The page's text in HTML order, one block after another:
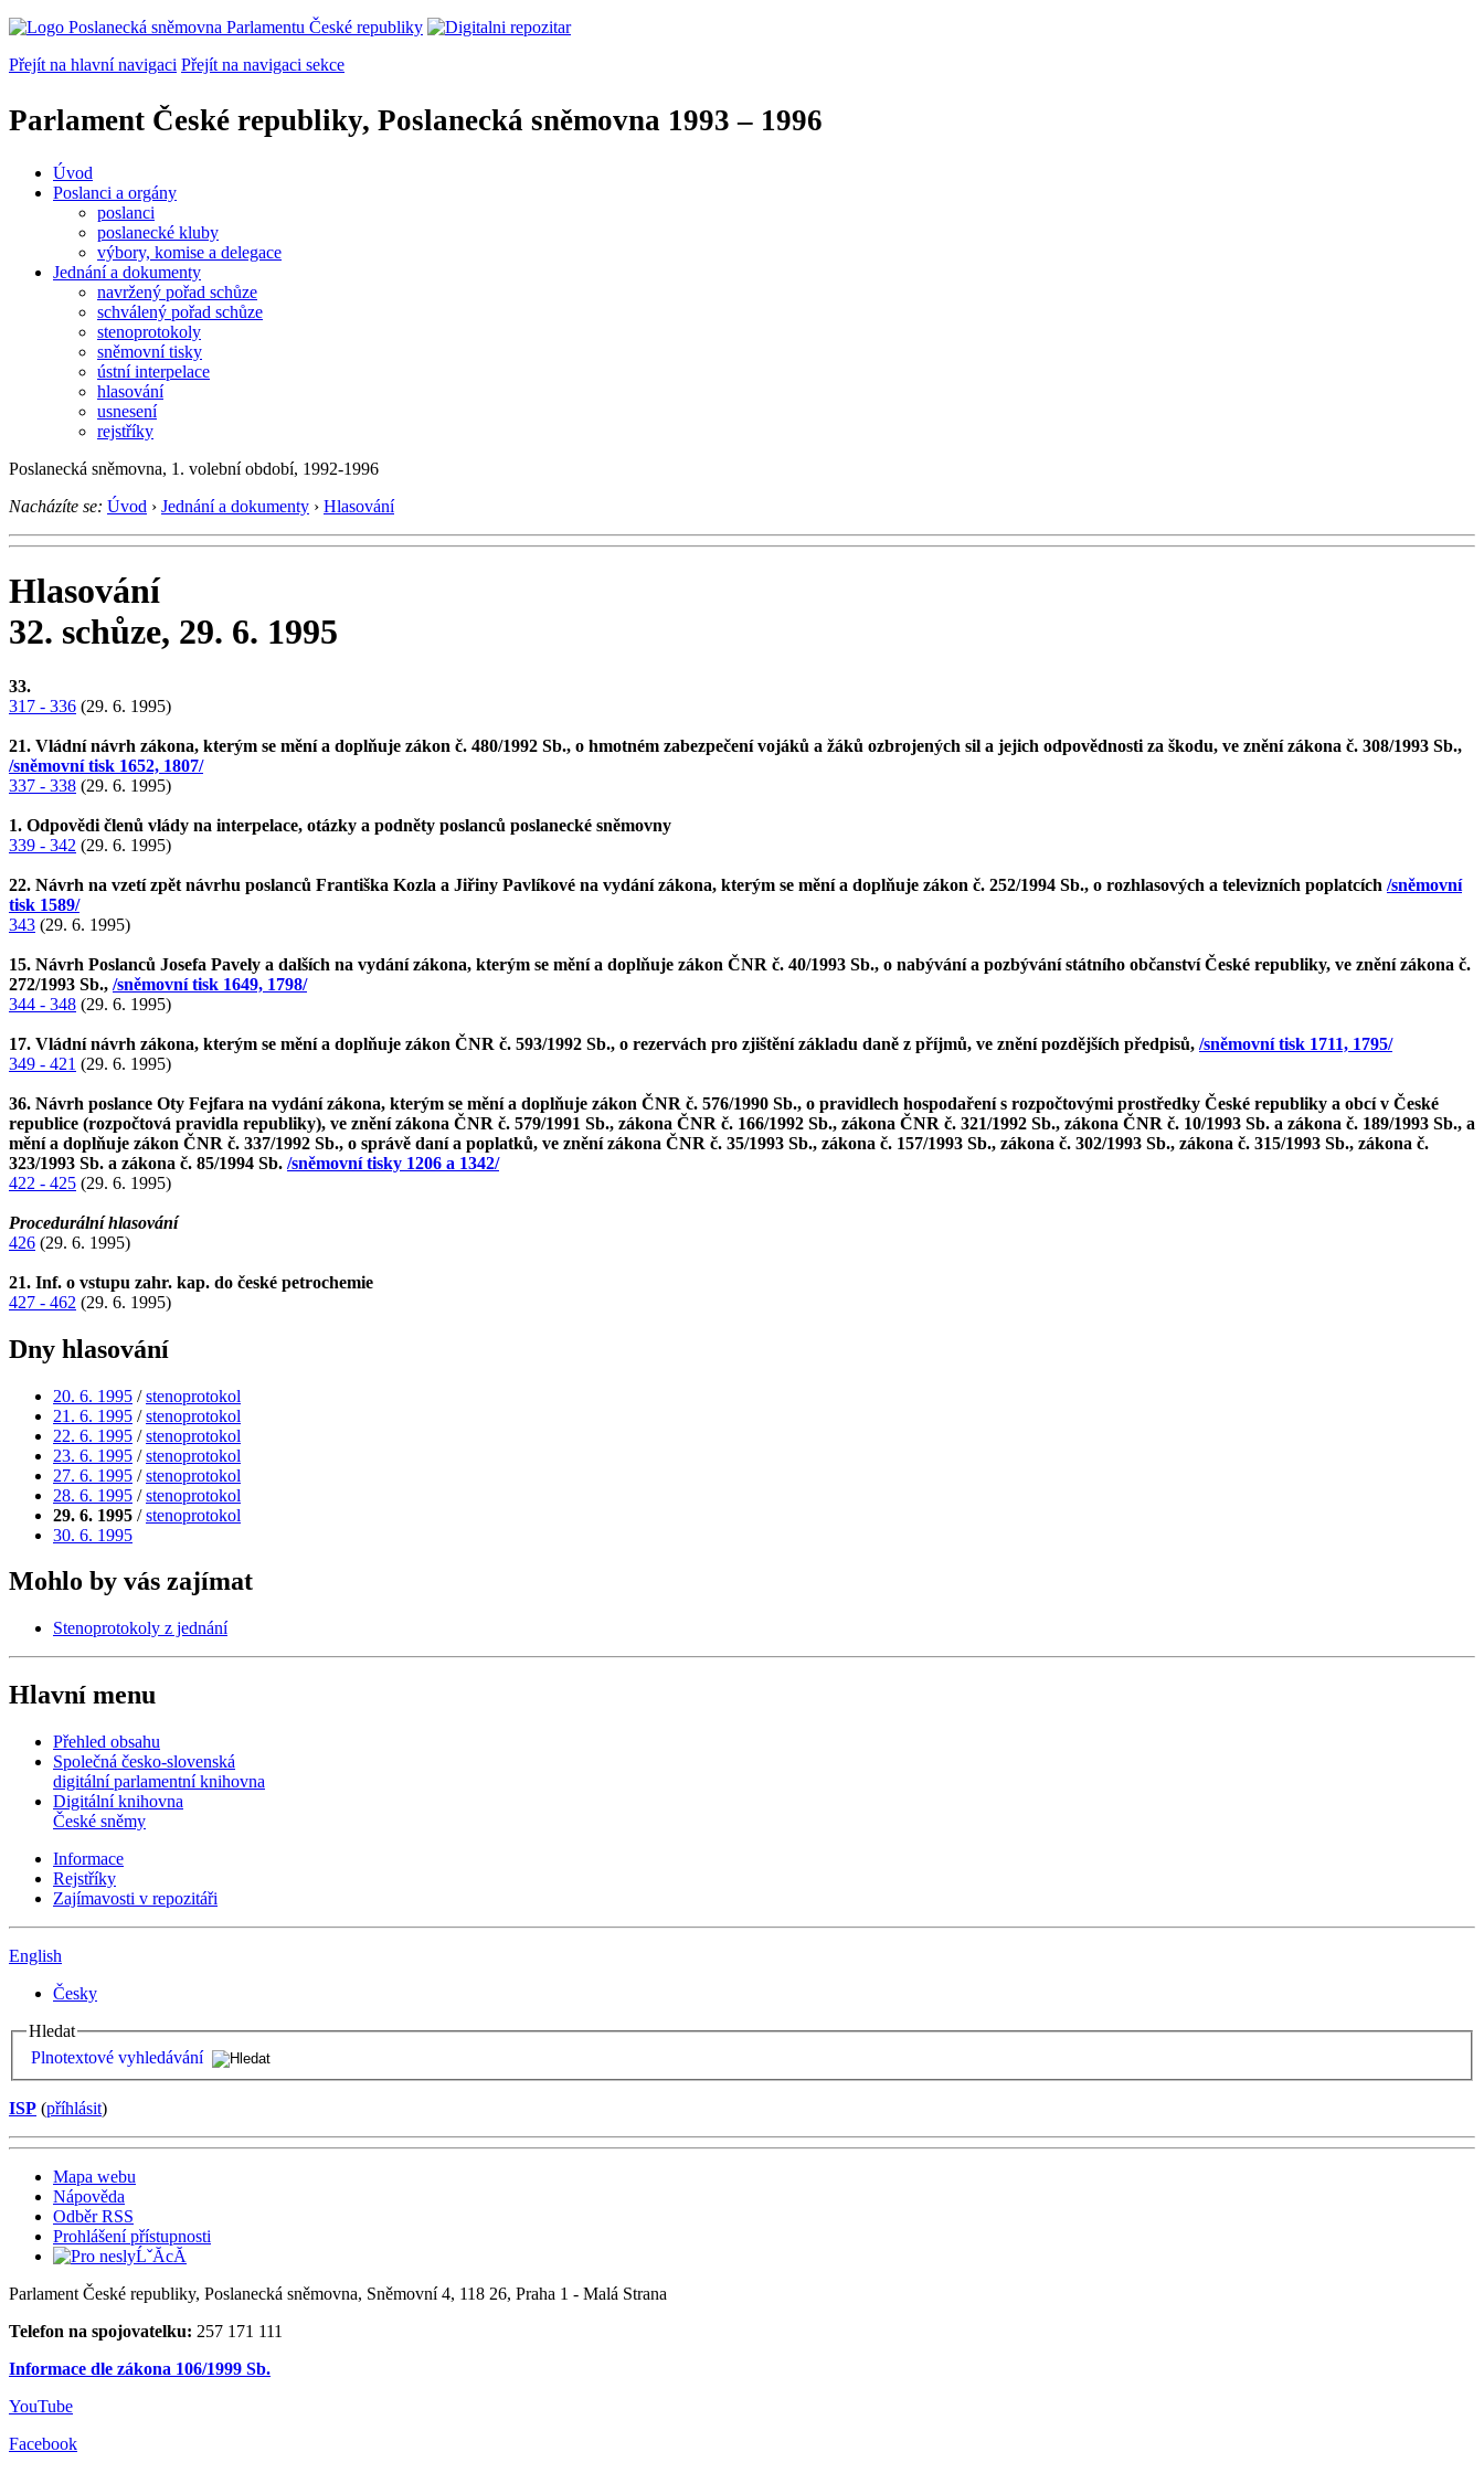
Přejít na hlavní navigaci Přejít na navigaci sekce
Parlament České republiky, Poslanecká sněmovna 1993 – 1996
Úvod
Poslanci a orgány
poslanci
poslanecké kluby
výbory, komise a delegace
Jednání a dokumenty
navržený pořad schůze
schválený pořad schůze
stenoprotokoly
sněmovní tisky
ústní interpelace
hlasování
usnesení
rejstříky
Poslanecká sněmovna, 1. volební období, 1992-1996
Nacházíte se: Úvod › Jednání a dokumenty › Hlasování
Hlasování
32. schůze, 29. 6. 1995
33.
317 - 336 (29. 6. 1995)
21. Vládní návrh zákona, kterým se mění a doplňuje zákon č. 480/1992 Sb., o hmotném zabezpečení vojáků a žáků ozbrojených sil a jejich odpovědnosti za škodu, ve znění zákona č. 308/1993 Sb.,
/sněmovní tisk 1652, 1807/
337 - 338 (29. 6. 1995)
1. Odpovědi členů vlády na interpelace, otázky a podněty poslanců poslanecké sněmovny
339 - 342 (29. 6. 1995)
22. Návrh na vzetí zpět návrhu poslanců Františka Kozla a Jiřiny Pavlíkové na vydání zákona, kterým se mění a doplňuje zákon č. 252/1994 Sb., o rozhlasových a televizních poplatcích /sněmovní
tisk 1589/
343 (29. 6. 1995)
15. Návrh Poslanců Josefa Pavely a dalších na vydání zákona, kterým se mění a doplňuje zákon ČNR č. 40/1993 Sb., o nabývání a pozbývání státního občanství České republiky, ve znění zákona č.
272/1993 Sb., /sněmovní tisk 1649, 1798/
344 - 348 (29. 6. 1995)
17. Vládní návrh zákona, kterým se mění a doplňuje zákon ČNR č. 593/1992 Sb., o rezervách pro zjištění základu daně z příjmů, ve znění pozdějších předpisů, /sněmovní tisk 1711, 1795/
349 - 421 (29. 6. 1995)
36. Návrh poslance Oty Fejfara na vydání zákona, kterým se mění a doplňuje zákon ČNR č. 576/1990 Sb., o pravidlech hospodaření s rozpočtovými prostředky České republiky a obcí v České
republice (rozpočtová pravidla republiky), ve znění zákona ČNR č. 579/1991 Sb., zákona ČNR č. 166/1992 Sb., zákona ČNR č. 321/1992 Sb., zákona ČNR č. 10/1993 Sb. a zákona č. 189/1993 Sb., a
mění a doplňuje zákon ČNR č. 337/1992 Sb., o správě daní a poplatků, ve znění zákona ČNR č. 35/1993 Sb., zákona č. 157/1993 Sb., zákona č. 302/1993 Sb., zákona č. 315/1993 Sb., zákona č.
323/1993 Sb. a zákona č. 85/1994 Sb. /sněmovní tisky 1206 a 1342/
422 - 425 (29. 6. 1995)
Procedurální hlasování
426 (29. 6. 1995)
21. Inf. o vstupu zahr. kap. do české petrochemie
427 - 462 (29. 6. 1995)
Dny hlasování
20. 6. 1995 /stenoprotokol
21. 6. 1995 /stenoprotokol
22. 6. 1995 /stenoprotokol
23. 6. 1995 /stenoprotokol
27. 6. 1995 /stenoprotokol
28. 6. 1995 /stenoprotokol
29. 6. 1995 /stenoprotokol
30. 6. 1995
Mohlo by vás zajímat
Stenoprotokoly z jednání
Hlavní menu
Přehled obsahu
Společná česko-slovenská
digitální parlamentní knihovna
Digitální knihovna
České sněmy
Informace
Rejstříky
Zajímavosti v repozitáři
English
Česky
Hledat
Plnotextové vyhledávání
ISP (příhlásit)
Mapa webu
Nápověda
Odběr RSS
Prohlášení přístupnosti
Parlament České republiky, Poslanecká sněmovna, Sněmovní 4, 118 26, Praha 1 - Malá Strana
Telefon na spojovatelku: 257 171 111
Informace dle zákona 106/1999 Sb.
YouTube
Facebook